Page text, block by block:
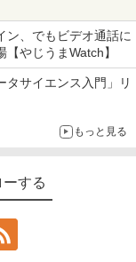
ン、でもビデオ通話に
やじうまWatch】
タサイエンス入門」リ
もっと見る
ーする